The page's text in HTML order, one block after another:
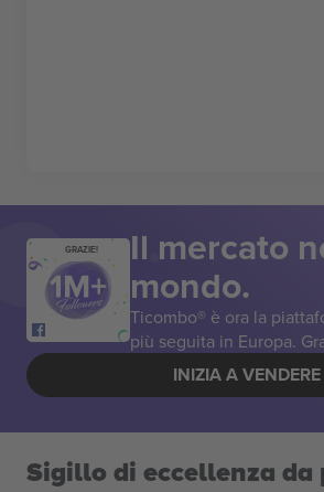
GRAZIE! Il mercato
mondo.
Ticombo® è ora la
più seguita in Europa.
INIZIA A VENDERE
Sigillo di eccellenza da